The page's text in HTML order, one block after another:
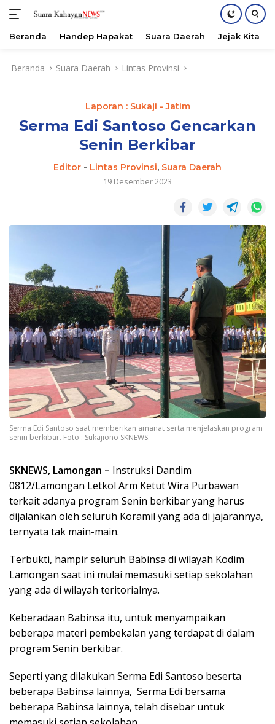
Beranda Handep Hapakat Suara Daerah Jejak Kita
Beranda Suara Daerah Lintas Provinsi
Laporan : Sukaji - Jatim
Serma Edi Santoso Gencarkan
Senin Berkibar
Editor - Lintas Provinsi, Suara Daerah
19 Desember 2023
Serma Edi Santoso saat memberikan amanat serta menjelaskan program
senin berkibar. Foto : Sukajiono SKNEWS.
SKNEWS, Lamongan – Instruksi Dandim
0812/Lamongan Letkol Arm Ketut Wira Purbawan
terkait adanya program Senin berkibar yang harus
dijalankan oleh seluruh Koramil yang ada di jajarannya,
ternyata tak main-main.
Terbukti, hampir seluruh Babinsa di wilayah Kodim
Lamongan saat ini mulai memasuki setiap sekolahan
yang ada di wilayah teritorialnya.
Keberadaan Babinsa itu, untuk menyampaikan
beberapa materi pembekalan yang terdapat di dalam
program Senin berkibar.
Seperti yang dilakukan Serma Edi Santoso beserta
beberapa Babinsa lainnya, Serma Edi bersama
beberapa Babinsa lainnya, telah disebar untuk